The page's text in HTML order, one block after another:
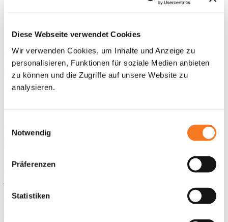
Diese Webseite verwendet Cookies
Wir verwenden Cookies, um Inhalte und Anzeige zu
personalisieren, Funktionen für soziale Medien anbieten
zu können und die Zugriffe auf unsere Website zu
analysieren.
Notwendig
Präferenzen
Statistiken
Jugendsozialarbeit
25. Februar 2025
Aktuelles Jugendsozialarbeit
Reaktion der Stiftung Deutsch-Russischer Jugendaustausch zum
momentanen Förderstatus Gerade im…
„This is who we are“ – deutsch-polnische Jugendbegegnung
25. Februar 2025